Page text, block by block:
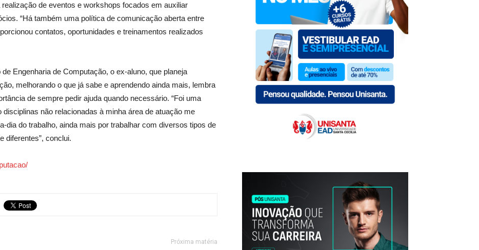
de eventos e workshops focados em auxiliar
“Há também uma política de comunicação aberta entre
contatos, oportunidades e treinamentos realizados
Engenharia de Computação, o ex-aluno, que planeja
melhorando o que já sabe e aprendendo ainda mais, lembra
de sempre pedir ajuda quando necessário. “Foi uma
não relacionadas à minha área de atuação me
dia do trabalho, ainda mais por trabalhar com diversos tipos de
diferentes”, conclui.
Próxima matéria